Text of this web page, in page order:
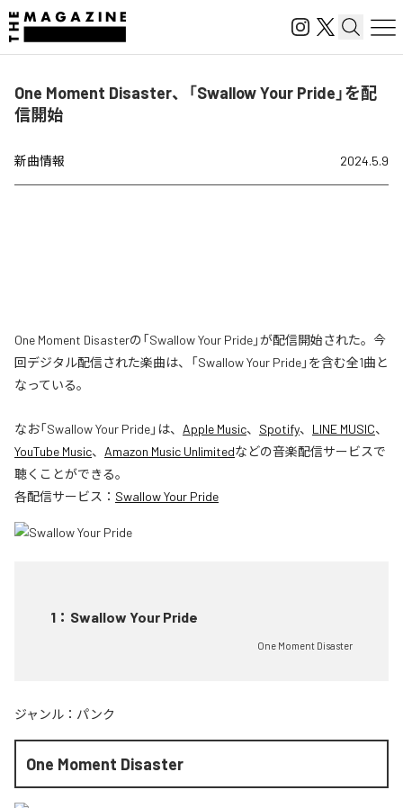
One Moment Disaster、「Swallow Your Pride」を配
信開始
新曲情報 2024.5.9
One Moment Disasterの「Swallow Your Pride」が配信開始された。今
回デジタル配信された楽曲は、「Swallow Your Pride」を含む全1曲と
なっている。
なお「Swallow Your Pride」は、 Apple Music、 Spotify、 LINE MUSIC、
YouTube Music、 Amazon Music Unlimitedなどの音楽配信サービスで
聴くことができる。
各配信サービス： Swallow Your Pride
1 ： Swallow Your Pride
One Moment Disaster
ジャンル： パンク
One Moment Disaster